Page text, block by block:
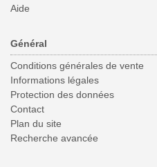
Aide
Général
Conditions générales de vente
Informations légales
Protection des données
Contact
Plan du site
Recherche avancée